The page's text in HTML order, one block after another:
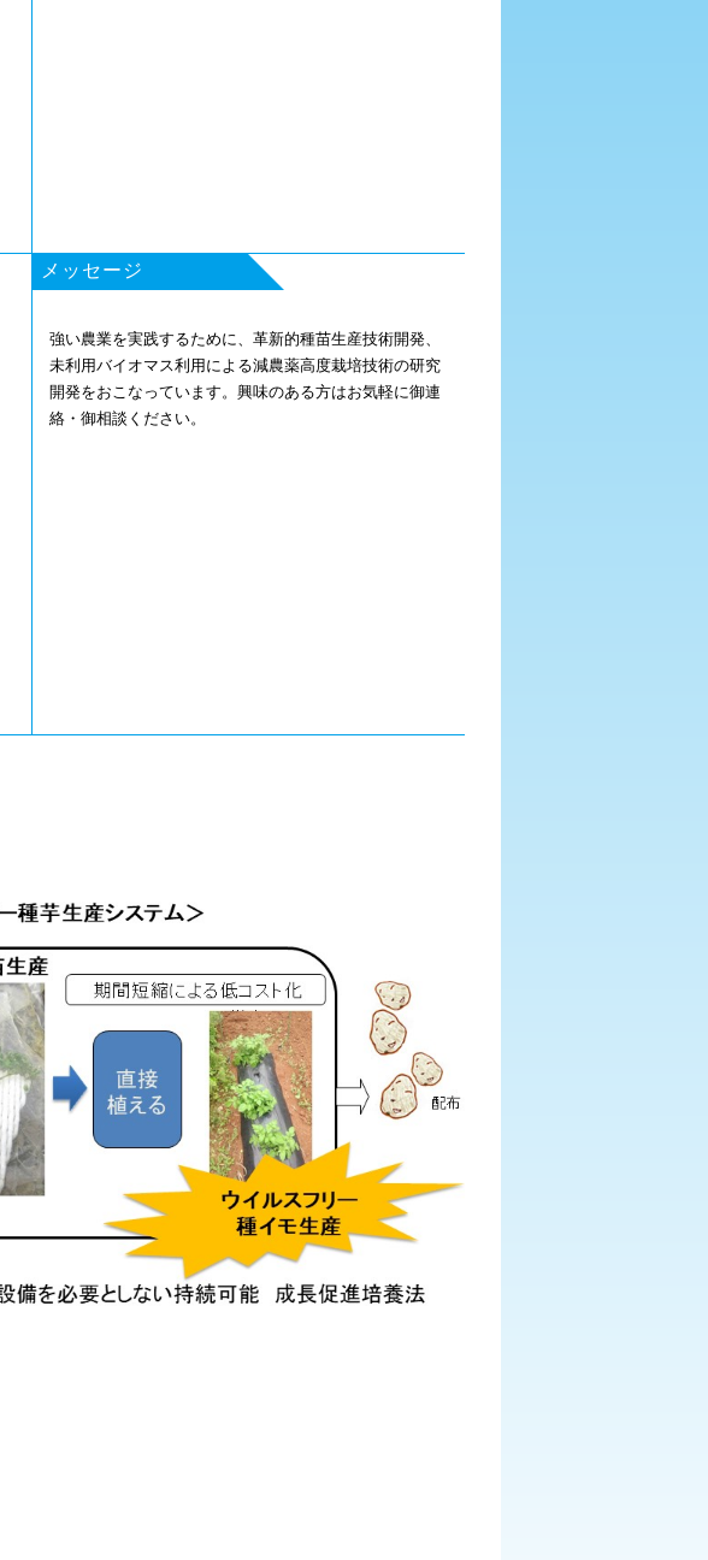
メッセージ
強い農業を実践するために、革新的種苗生産技術開発、
未利用バイオマス利用による減農薬高度栽培技術の研究
開発をおこなっています。興味のある方はお気軽に御連
絡・御相談ください。